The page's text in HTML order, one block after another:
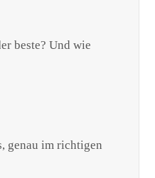
beste? Und wie
genau im richtigen